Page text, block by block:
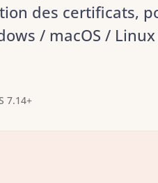
des certificats,
/ macOS /
7.14+